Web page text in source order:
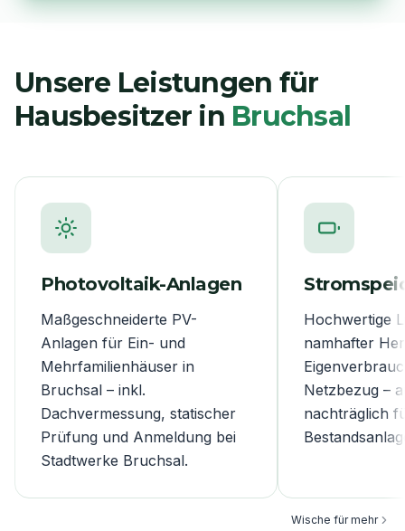
Unsere Leistungen für
Hausbesitzer in Bruchsal
Photovoltaik-Anlagen
Maßgeschneiderte PV-
Anlagen für Ein- und
Mehrfamilienhäuser in
Bruchsal – inkl.
Dachvermessung, statischer
Prüfung und Anmeldung bei
Stadtwerke Bruchsal.
Hochwertige
namhafter
Netzbezug –
nachträglich
Wische für mehr